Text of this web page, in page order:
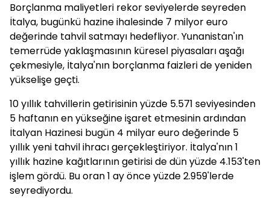
Borçlanma maliyetleri rekor seviyelerde seyreden
İtalya, bugünkü hazine ihalesinde 7 milyor euro
değerinde tahvil satmayı hedefliyor. Yunanistan'ın
temerrüde yaklaşmasının küresel piyasaları aşağı
çekmesiyle, İtalya'nın borçlanma faizleri de yeniden
yükselişe geçti.
10 yıllık tahvillerin getirisinin yüzde 5.571 seviyesinden
5 haftanın en yükseğine işaret etmesinin ardından
İtalyan Hazinesi bugün 4 milyar euro değerinde 5
yıllık yeni tahvil ihracı gerçekleştiriyor. İtalya'nın 1
yıllık hazine kağıtlarının getirisi de dün yüzde 4.153'ten
işlem gördü. Bu oran 1 ay önce yüzde 2.959'lerde
seyrediyordu.